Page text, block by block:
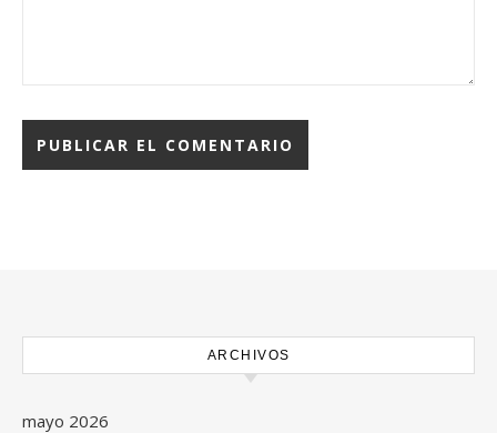
ARCHIVOS
mayo 2026